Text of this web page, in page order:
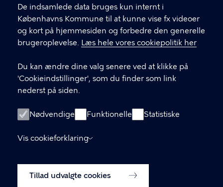
De indsamlede data bruges kun internt i
Københavns Kommune til at kunne vise fx videoer
og kort på hjemmesiden og forbedre den generelle
brugeroplevelse. Læs hele vores cookiepolitik her
Du kan ændre dine valg senere ved at klikke på
'Cookieindstillinger', som du finder som link
nederst på siden.
Nødvendige Funktionelle Statistiske
Vis cookieforklaring
Tillad udvalgte cookies
29 28 21 17
LINKS
LinkedIn
Facebook
Handelsbetingelser
Skoletjenesten
Cookiepolitik